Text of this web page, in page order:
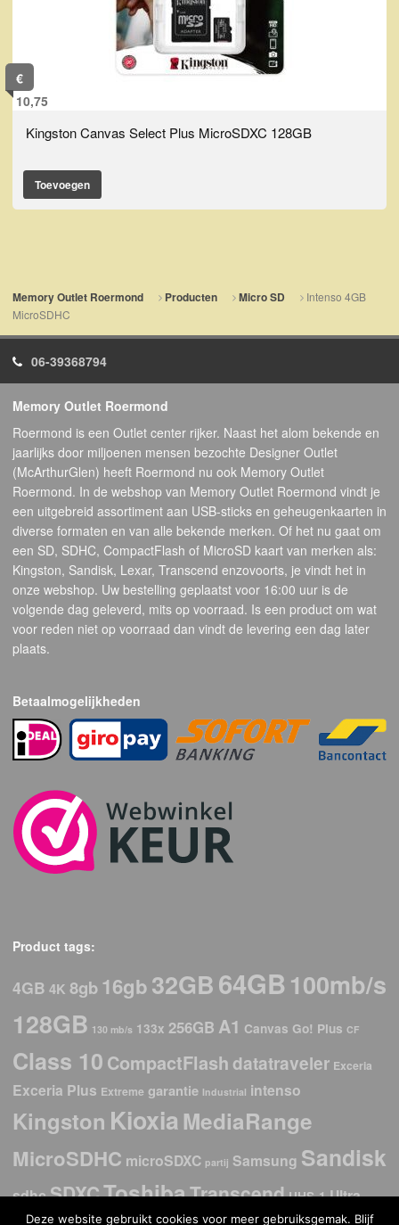
€
10,75
Kingston Canvas Select Plus MicroSDXC 128GB
Toevoegen
Memory Outlet Roermond Producten Micro SD
Intenso 4GB
MicroSDHC
06-39368794
Memory Outlet Roermond
Roermond is een Outlet center rijker. Naast het alom bekende en
jaarlijks door miljoenen mensen bezochte Designer Outlet
(McArthurGlen) heeft Roermond nu ook Memory Outlet
Roermond. In de webshop van Memory Outlet Roermond vindt je
een uitgebreid assortiment aan USB-sticks en geheugenkaarten in
diverse formaten en van alle bekende merken. Of het nu gaat om
een SD, SDHC, CompactFlash of MicroSD kaart van merken als:
Kingston, Sandisk, Lexar, Transcend enzovoorts, je vindt het in
onze webshop. Uw bestelling geplaatst voor 16:00 uur is de
volgende dag geleverd, mits op voorraad. Is een product om wat
voor reden niet op voorraad dan vindt de levering een dag later
plaats.
Betaalmogelijkheden
Product tags:
4GB 4K 8gb16gb32GB64GB100mb/s
128GB 130 mb/s 133x 256GB A1 Canvas Go! Plus CF
Class 10 CompactFlash datatraveler Exceria
Exceria Plus Extreme garantie Industrial intenso
Kingston Kioxia MediaRange
MicroSDHC microSDXC partij Samsung Sandisk
sdhcSDXCToshibaTranscend UHS-1 Ultra
Deze website gebruikt cookies voor meer gebruiksgemak. Blijf